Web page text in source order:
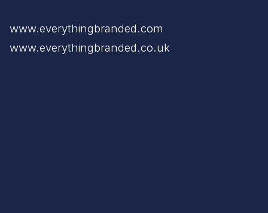
www.everythingbranded.com
www.everythingbranded.co.uk